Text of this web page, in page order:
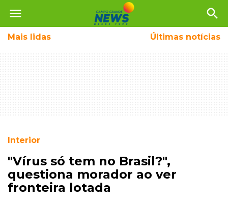
menu search
Mais lidas Últimas notícias
Interior
"Vírus só tem no Brasil?",
questiona morador ao ver
fronteira lotada